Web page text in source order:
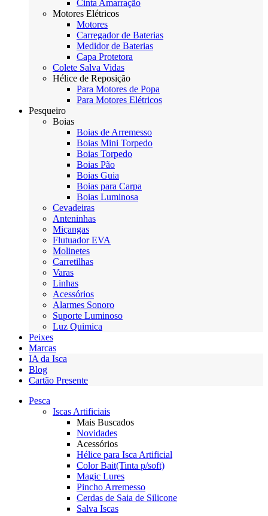
Cinta Amarração
Motores Elétricos
Motores
Carregador de Baterias
Medidor de Baterias
Capa Protetora
Colete Salva Vidas
Hélice de Reposição
Para Motores de Popa
Para Motores Elétricos
Pesqueiro
Boias
Boias de Arremesso
Boias Mini Torpedo
Boias Torpedo
Boias Pão
Boias Guia
Boias para Carpa
Boias Luminosa
Cevadeiras
Anteninhas
Miçangas
Flutuador EVA
Molinetes
Carretilhas
Varas
Linhas
Acessórios
Alarmes Sonoro
Suporte Luminoso
Luz Quimica
Peixes
Marcas
IA da Isca
Blog
Cartão Presente
Pesca
Iscas Artificiais
Mais Buscados
Novidades
Acessórios
Hélice para Isca Artificial
Color Bait(Tinta p/soft)
Magic Lures
Pincho Arremesso
Cerdas de Saia de Silicone
Salva Iscas